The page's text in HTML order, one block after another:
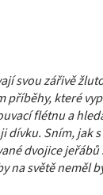
svou zářivě
příběhy, které
flétnu a
dívku. Sním, jak
dvojice jeřábů
na světě neměl